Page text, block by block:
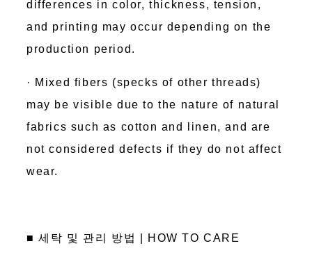
differences in color, thickness, tension,
and printing may occur depending on the
production period.
· Mixed fibers (specks of other threads)
may be visible due to the nature of natural
fabrics such as cotton and linen, and are
not considered defects if they do not affect
wear.
■ 세탁 및 관리 방법 | HOW TO CARE